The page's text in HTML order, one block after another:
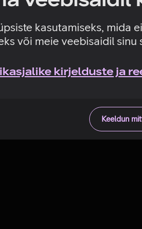
kasutamiseks, mida
või meie veebisaidil sinu
kirjelduste ja
Keeldun